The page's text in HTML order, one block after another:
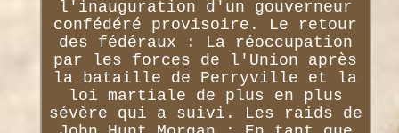
l'inauguration d'un gouverneur
confédéré provisoire. Le retour
des fédéraux : La réoccupation
par les forces de l'Union après
la bataille de Perryville et la
loi martiale de plus en plus
sévère qui a suivi. Les raids de